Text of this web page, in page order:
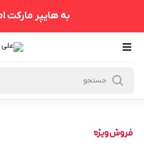
به هایپر مارکت